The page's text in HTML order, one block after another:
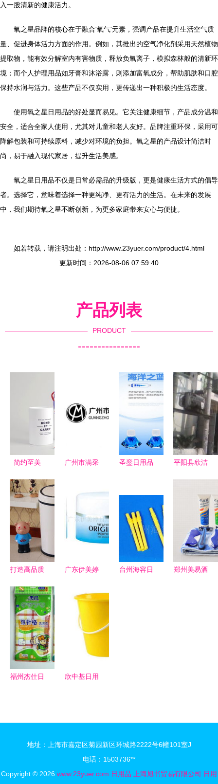
入一股清新的健康活力。
氧之星品牌的核心在于融合'氧气'元素，强调产品在提升生活空气质
量、促进身体活力方面的作用。例如，其推出的空气净化剂采用天然植物
提取物，能有效分解室内有害物质，释放负氧离子，模拟森林般的清新环
境；而个人护理用品如牙膏和沐浴露，则添加富氧成分，帮助肌肤和口腔
保持水润与活力。这些产品不仅实用，更传递出一种积极的生活态度。
使用氧之星日用品的好处显而易见。它关注健康细节，产品成分温和
安全，适合全家人使用，尤其对儿童和老人友好。品牌注重环保，采用可
降解包装和可持续原料，减少对环境的负担。氧之星的产品设计简洁时
尚，易于融入现代家居，提升生活美感。
氧之星日用品不仅是日常必需品的升级版，更是健康生活方式的倡导
者。选择它，意味着选择一种更纯净、更有活力的生活。在未来的发展
中，我们期待氧之星不断创新，为更多家庭带来安心与便捷。
如若转载，请注明出处：http://www.23yuer.com/product/4.html
更新时间：2026-08-06 07:59:40
产品列表
PRODUCT
----------------
简约至美
装设计哲学
广州市满采
公司 深耕
场，打造生
活品质新标
圣銮日用品
聚焦品质，
引领绿色家
居新生活
平阳县欣洁
洁净生活的
日常守护者
打造高品质
批发日用品
与生活家居
图片的商业
价值与应用
广东伊美婷
公司 明星
护肤膏霜产
品全览
台州海容日
郑州美易酒
福州杰仕日
欣中基日用
地址：上海市嘉定区菊园新区环城路2222号6幢101室J
电话：1503736**
Copyright © 2026 www.23yuer.com 日用品 上海旭书贸易有限公司 日用